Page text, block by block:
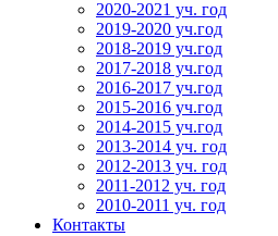
2020-2021 уч. год
2019-2020 уч.год
2018-2019 уч.год
2017-2018 уч.год
2016-2017 уч.год
2015-2016 уч.год
2014-2015 уч.год
2013-2014 уч. год
2012-2013 уч. год
2011-2012 уч. год
2010-2011 уч. год
Контакты